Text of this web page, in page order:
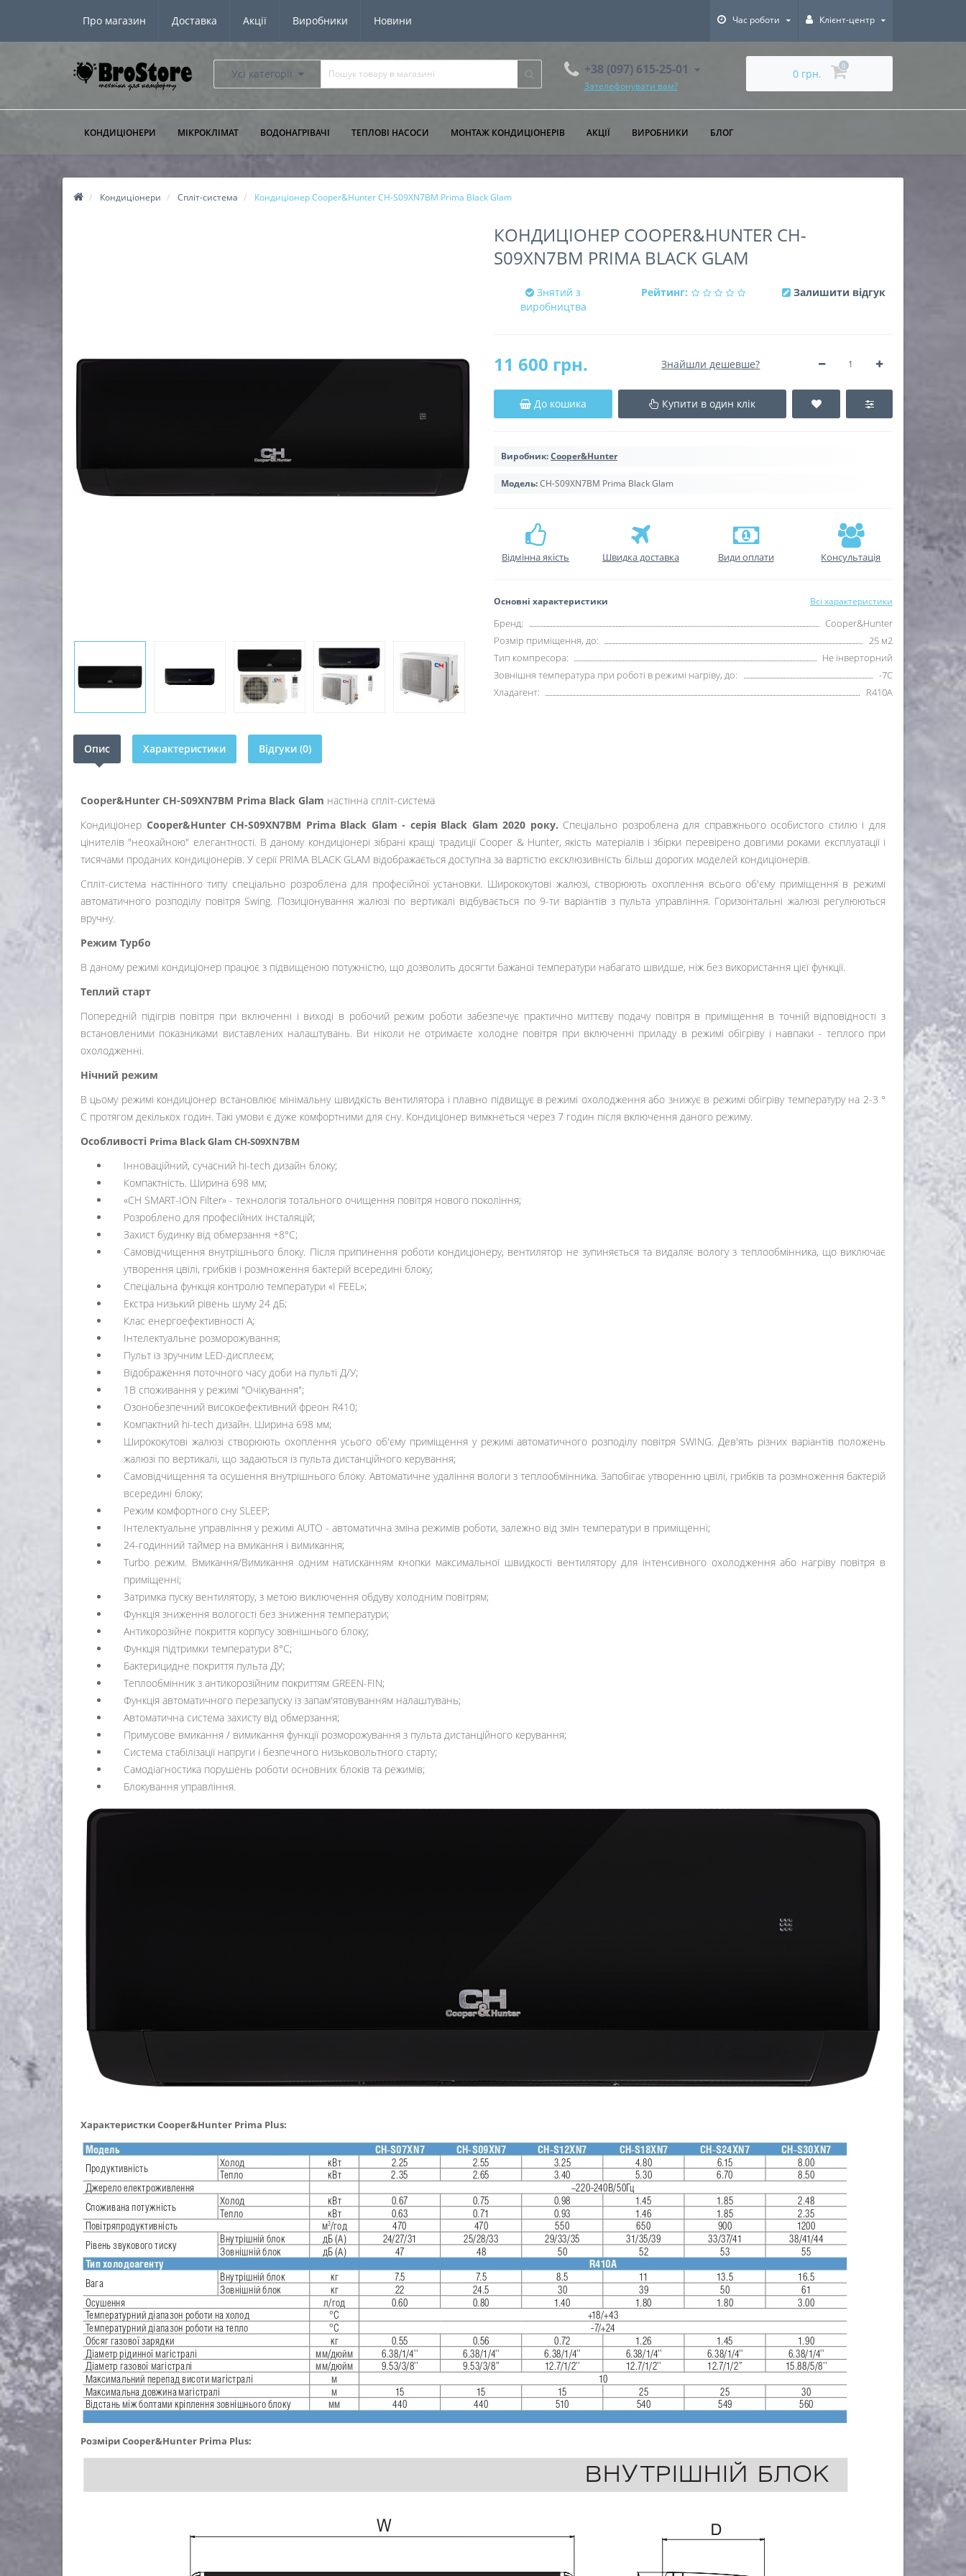
Про магазин Доставка Акції Виробники Новини Час роботи Клієнт-центр
Усі категорії +38 (097) 615-25-01
Зателефонувати вам?
0 грн.
0
КОНДИЦІОНЕРИ МІКРОКЛІМАТ ВОДОНАГРІВАЧІ ТЕПЛОВІ НАСОСИ МОНТАЖ КОНДИЦІОНЕРІВ АКЦІЇ ВИРОБНИКИ БЛОГ
Кондиціонери Спліт-система Кондиціонер Cooper&Hunter CH-S09XN7BM Prima Black Glam
КОНДИЦІОНЕР COOPER&HUNTER CH-
S09XN7BM PRIMA BLACK GLAM
Знятий з
виробництва
Рейтинг: Залишити відгук
11 600 грн. Знайшли дешевше?
До кошика Купити в один клік
Виробник:Cooper&Hunter
Модель:CH-S09XN7BM Prima Black Glam
Відмінна якість Швидка доставка Види оплати Консультація
Основні характеристики Всі характеристики
Бренд:
Cooper&Hunter
Розмір приміщення, до:
25 м2
Тип компресора:
Не інверторний
Зовнішня температура при роботі в режимі нагріву, до:
-7С
Хладагент:
R410А
Опис Характеристики Відгуки (0)
Cooper&Hunter CH-S09XN7BM Prima Black Glam настінна спліт-система
Кондиціонер Cooper&Hunter CH-S09XN7BM Prima Black Glam - серія Black Glam 2020 року. Спеціально розроблена для справжнього особистого стилю і для
цінителів "неохайною" елегантності. В даному кондиціонері зібрані кращі традиції Cooper & Hunter, якість матеріалів і збірки перевірено довгими роками експлуатації і
тисячами проданих кондиціонерів. У серії PRIMA BLACK GLAM відображається доступна за вартістю ексклюзивність більш дорогих моделей кондиціонерів.
Спліт-система настінного типу спеціально розроблена для професійної установки. Ширококутові жалюзі, створюють охоплення всього об'єму приміщення в режимі
автоматичного розподілу повітря Swing. Позиціонування жалюзі по вертикалі відбувається по 9-ти варіантів з пульта управління. Горизонтальні жалюзі регулюються
вручну.
Режим Турбо
В даному режимі кондиціонер працює з підвищеною потужністю, що дозволить досягти бажаної температури набагато швидше, ніж без використання цієї функції.
Теплий старт
Попередній підігрів повітря при включенні і виході в робочий режим роботи забезпечує практично миттєву подачу повітря в приміщення в точній відповідності з
встановленими показниками виставлених налаштувань. Ви ніколи не отримаєте холодне повітря при включенні приладу в режимі обігріву і навпаки - теплого при
охолодженні.
Нічний режим
В цьому режимі кондиціонер встановлює мінімальну швидкість вентилятора і плавно підвищує в режимі охолодження або знижує в режимі обігріву температуру на 2-3 °
С протягом декількох годин. Такі умови є дуже комфортними для сну. Кондиціонер вимкнеться через 7 годин після включення даного режиму.
Особливості Prima Black Glam CH-S09XN7BM
Інноваційний, сучасний hi-tech дизайн блоку;
Компактність. Ширина 698 мм;
«CH SMART-ION Filter» - технологія тотального очищення повітря нового покоління;
Розроблено для професійних інсталяцій;
Захист будинку від обмерзання +8°C;
Самовідчищення внутрішнього блоку. Після припинення роботи кондиціонеру, вентилятор не зупиняється та видаляє вологу з теплообмінника, що виключає
утворення цвілі, грибків і розмноження бактерій всередині блоку;
Спеціальна функція контролю температури «I FEEL»;
Екстра низький рівень шуму 24 дБ;
Клас енергоефективності А;
Інтелектуальне розморожування;
Пульт із зручним LED-дисплеєм;
Відображення поточного часу доби на пульті Д/У;
1В споживання у режимі "Очікування";
Озонобезпечний високоефективний фреон R410;
Компактний hi-tech дизайн. Ширина 698 мм;
Ширококутові жалюзі створюють охоплення усього об'єму приміщення у режимі автоматичного розподілу повітря SWING. Дев'ять різних варіантів положень
жалюзі по вертикалі, що задаються із пульта дистанційного керування;
Самовідчищення та осушення внутрішнього блоку. Автоматичне удаління вологи з теплообмінника. Запобігає утворенню цвілі, грибків та розмноження бактерій
всередині блоку;
Режим комфортного сну SLЕЕР;
Інтелектуальне управління у режимі AUTO - автоматична зміна режимів роботи, залежно від змін температури в приміщенні;
24-годинний таймер на вмикання і вимикання;
Turbo режим. Вмикання/Вимикання одним натисканням кнопки максимальної швидкості вентилятору для інтенсивного охолодження або нагріву повітря в
приміщенні;
Затримка пуску вентилятору, з метою виключення обдуву холодним повітрям;
Функція зниження вологості без зниження температури;
Антикорозійне покриття корпусу зовнішнього блоку;
Функція підтримки температури 8°C;
Бактерицидне покриття пульта ДУ;
Теплообмінник з антикорозійним покриттям GREEN-FIN;
Функція автоматичного перезапуску із запам'ятовуванням налаштувань;
Автоматична система захисту від обмерзання;
Примусове вмикання / вимикання функції розморожування з пульта дистанційного керування;
Система стабілізації напруги і безпечного низьковольтного старту;
Самодіагностика порушень роботи основних блоків та режимів;
Блокування управління.
ХарактеристкиCooper&Hunter Prima Plus:
РозміриCooper&Hunter Prima Plus: